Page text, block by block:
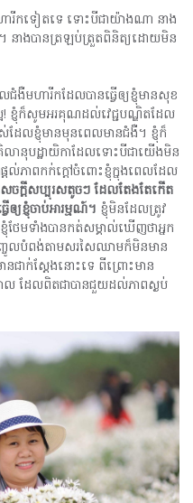
រីកទៀតទេ ទោះបីជាយ៉ាងណា នាង
។ នាងបានត្រឡប់ត្រួតពិនិត្យដោយមិន
ងឺមហារីកដែលបានធ្វើឲ្យខ្ញុំមានសុខ
! ខ្ញុំក៏សូមអរគុណដល់វេជ្ជបណ្ឌិតដែល
ែលខ្ញុំមានមុនពេលមានជំងឺ។ ខ្ញុំក៏
នុបដ្ឋាយិកាដែលទោះបីជាយើងមិន
ល់ភាពកក់ក្តៅចំពោះខ្ញុំក្នុងពេលដែល
េចក្តីសប្បុរសតូចៗ ដែលតែងតែកើត
យខ្ញុំចាប់អារម្មណ៍។ ខ្ញុំមិនដែលត្រូវ
ថែមទាំងបានកត់សម្គាល់ឃើញថាអ្នក
បញ្ចូលបំពង់តាមសរសៃឈាមក៏មិនមាន
នជាក់ស្តែងនោះទេ ពីព្រោះមាន
ាល ដែលពិតជាបានជួយដល់ភាពស្ងប់